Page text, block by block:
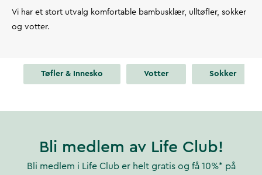
Vi har et stort utvalg komfortable bambusklær, ulltøfler, sokker
og votter.
Tøfler & Innesko Votter Sokker
Bli medlem av Life Club!
Bli medlem i Life Club er helt gratis og få 10%* på